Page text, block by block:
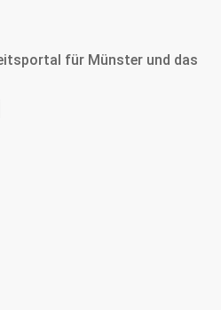
für Münster und das